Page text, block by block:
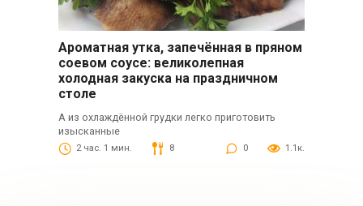
Ароматная утка, запечённая в пряном
соевом соусе: великолепная
холодная закуска на праздничном
столе
А из охлаждённой грудки легко приготовить
изысканные
2 час. 1 мин. 8 0 1.1к.